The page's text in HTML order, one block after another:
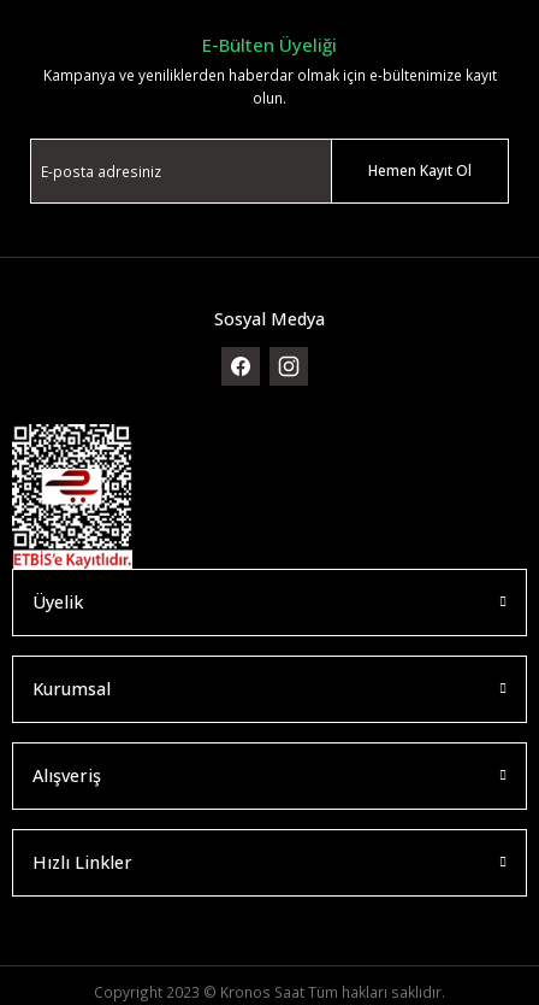
E-Bülten Üyeliği
Kampanya ve yeniliklerden haberdar olmak için e-bültenimize kayıt
olun.
Hemen Kayıt Ol
Sosyal Medya
Üyelik
Kurumsal
Alışveriş
Hızlı Linkler
Copyright 2023 © Kronos Saat Tüm hakları saklıdır.